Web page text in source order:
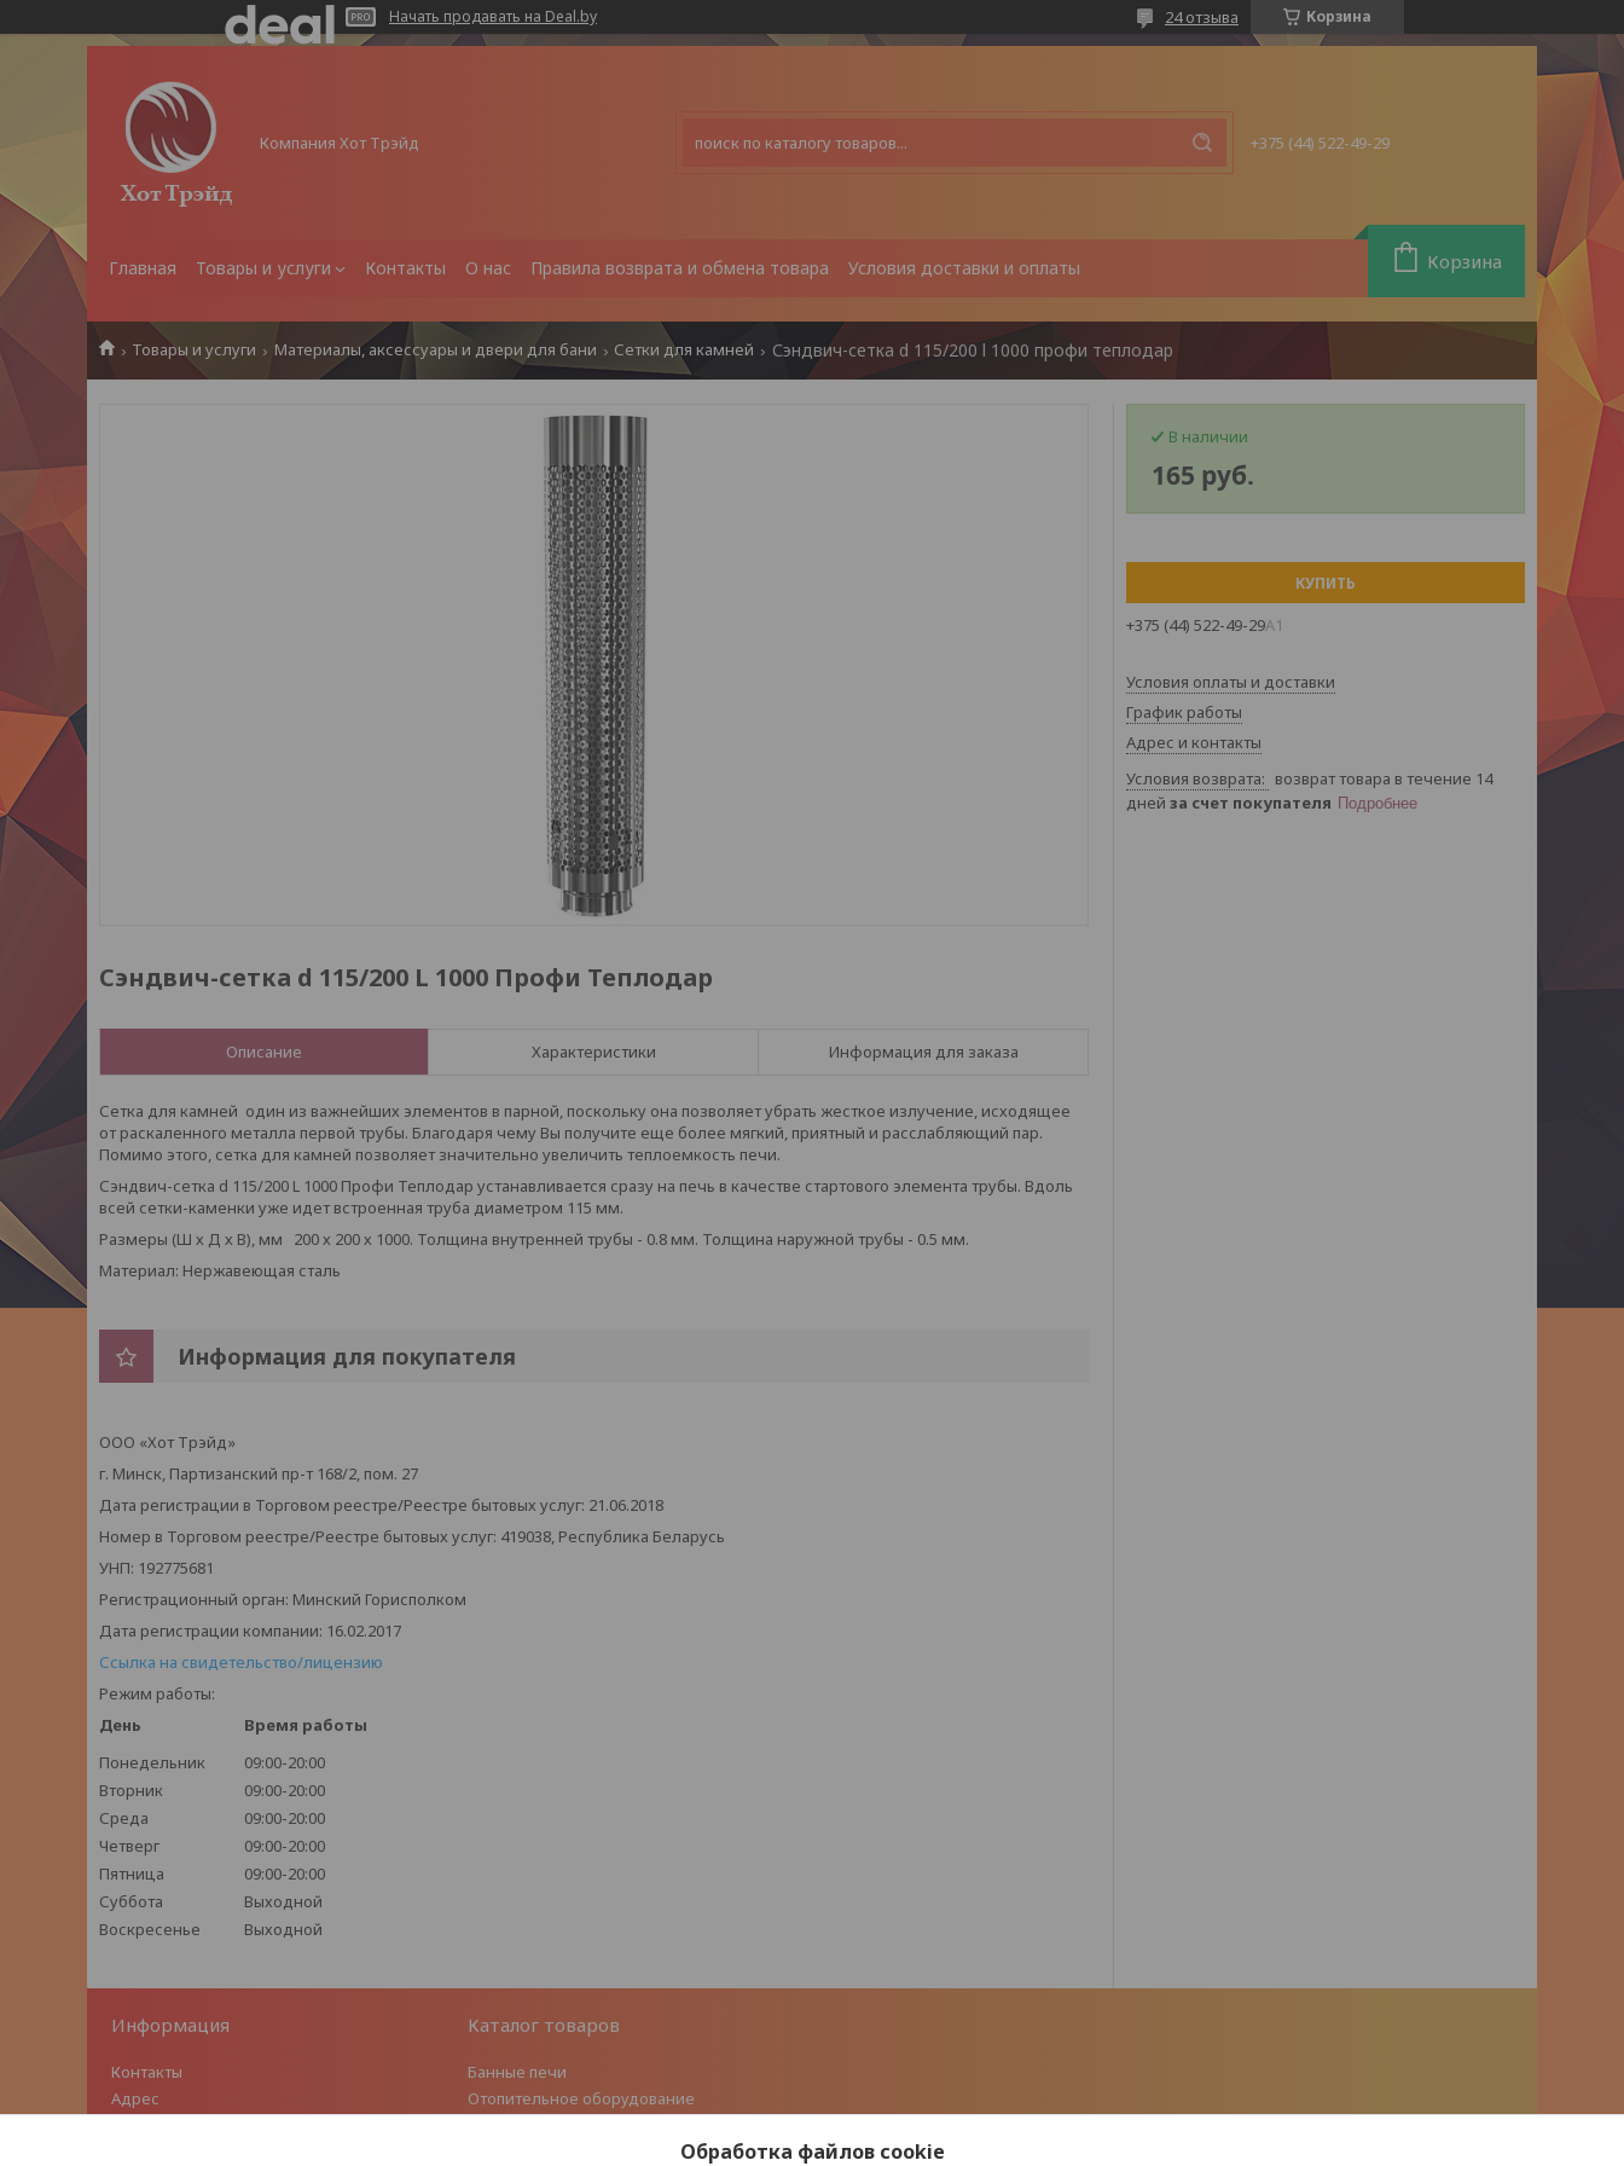
Начать продавать на Deal.by Корзина
24 отзыва
Компания Хот Трэйд +375 (44) 522-49-29
Главная Товары и услуги Контакты О нас Правила возврата и обмена товара Условия доставки и оплаты Корзина
Товары и услуги Материалы, аксессуары и двери для бани Сетки для камней Сэндвич-сетка d 115/200 l 1000 профи теплодар
Сэндвич-сетка d 115/200 L 1000 Профи Теплодар
Описание Характеристики Информация для заказа
Сетка для камней один из важнейших элементов в парной, поскольку она позволяет убрать жесткое излучение, исходящее
от раскаленного металла первой трубы. Благодаря чему Вы получите еще более мягкий, приятный и расслабляющий пар.
Помимо этого, сетка для камней позволяет значительно увеличить теплоемкость печи.
Сэндвич-сетка d 115/200 L 1000 Профи Теплодар устанавливается сразу на печь в качестве стартового элемента трубы. Вдоль
всей сетки-каменки уже идет встроенная труба диаметром 115 мм.
Размеры (Ш х Д х В), мм 200 х 200 х 1000. Толщина внутренней трубы - 0.8 мм. Толщина наружной трубы - 0.5 мм.
Материал: Нержавеющая сталь
Информация для покупателя
ООО «Хот Трэйд»
г. Минск, Партизанский пр-т 168/2, пом. 27
Дата регистрации в Торговом реестре/Реестре бытовых услуг: 21.06.2018
Номер в Торговом реестре/Реестре бытовых услуг: 419038, Республика Беларусь
УНП: 192775681
Регистрационный орган: Минский Горисполком
Дата регистрации компании: 16.02.2017
Ссылка на свидетельство/лицензию
Режим работы:
День
Время работы
Понедельник
09:00-20:00
Вторник
09:00-20:00
Среда
09:00-20:00
Четверг
09:00-20:00
Пятница
09:00-20:00
Суббота
Выходной
Воскресенье
Выходной
В наличии
165 руб.
КУПИТЬ
+375 (44) 522-49-29А1
Условия оплаты и доставки
График работы
Адрес и контакты
возврат товара в течение 14
дней за счет покупателя Подробнее
Информация
Контакты
Адрес
Каталог товаров
Банные печи
Отопительное оборудование
Модульные дымоходы из нержавеющейОбработка файлов cookie